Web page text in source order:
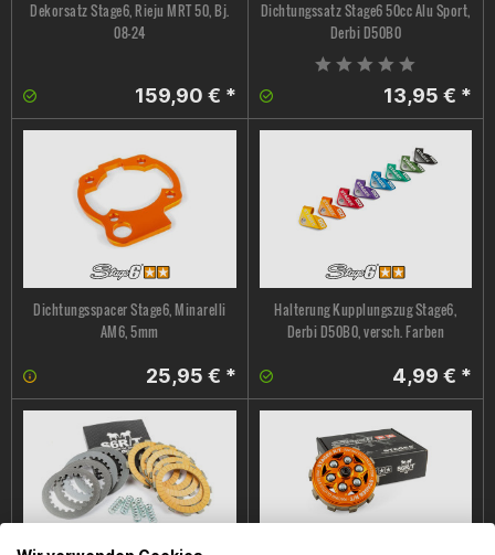
Dekorsatz Stage6, Rieju MRT 50, Bj.
08-24
159,90 € *
Dichtungssatz Stage6 50cc Alu Sport,
Derbi D50B0
13,95 € *
Dichtungsspacer Stage6, Minarelli
AM6, 5mm
25,95 € *
Halterung Kupplungszug Stage6,
Derbi D50B0, versch. Farben
4,99 € *